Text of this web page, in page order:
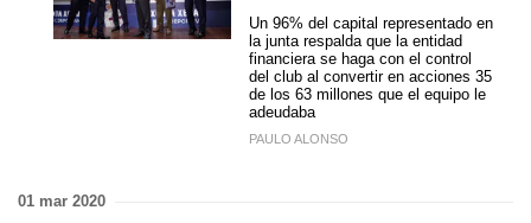
Un 96% del capital representado en
la junta respalda que la entidad
financiera se haga con el control
del club al convertir en acciones 35
de los 63 millones que el equipo le
adeudaba
PAULO ALONSO
01 mar 2020